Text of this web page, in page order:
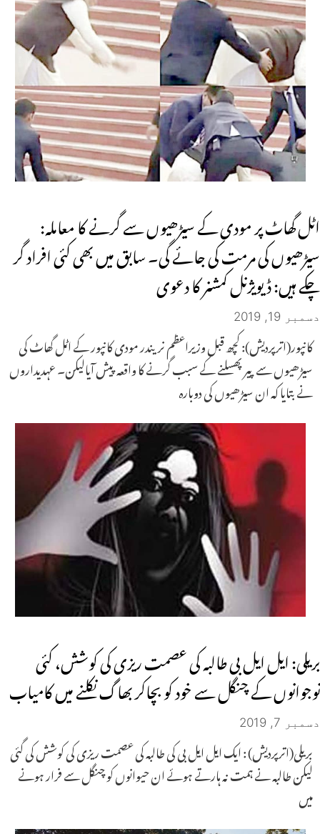
اٹل گھاٹ پر مودی کے سیڑھیوں سے گرنے کا معاملہ:
سیڑھیوں کی مرمت کی جائے گی۔ سابق میں بھی کئی افراد گر
چکے ہیں: ڈیویژنل کمشنر کا دعوی
دسمبر 19, 2019
کانپور(اترپردیش): کچھ قبل وزیراعظم نریندر مودی کانپور کے اٹل گھاٹ کی
سیڑھیوں سے پیر پھسلنے کے سبب گرنے کا واقعہ پیش آیالیکن۔ عہدیداروں
نے بتایا کہ ان سیڑھیوں کی دوبارہ
بریلی: ایل ایل بی طالبہ کی عصمت ریزی کی کوشش، کئی
نوجوانوں کے چنگل سے خود کو بچاکر بھاگ نکلنے میں کامیاب
دسمبر 7, 2019
بریلی(اترپردیش) : ایک ایل ایل بی کی طالبہ کی عصمت ریزی کی کوشش کی گئی
لیکن طالبہ نے ہمت نہ ہارتے ہوئے ان حیوانوں کو چنگل سے فرار ہونے
میں